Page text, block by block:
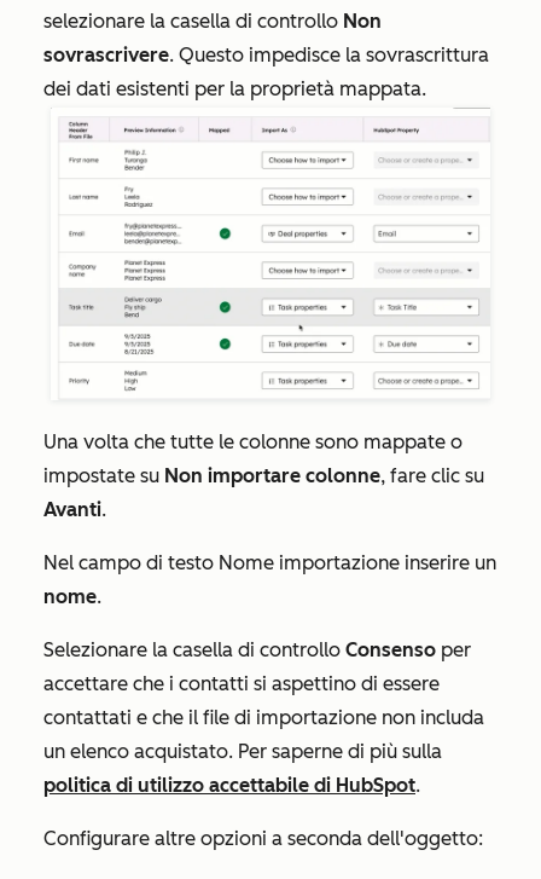
selezionare la casella di controllo Non
sovrascrivere. Questo impedisce la sovrascrittura
dei dati esistenti per la proprietà mappata.
Una volta che tutte le colonne sono mappate o
impostate su Non importare colonne, fare clic su
Avanti.
Nel campo di testo Nome importazione inserire un
nome.
Selezionare la casella di controllo Consenso per
accettare che i contatti si aspettino di essere
contattati e che il file di importazione non includa
un elenco acquistato. Per saperne di più sulla
politica di utilizzo accettabile di HubSpot.
Configurare altre opzioni a seconda dell'oggetto: